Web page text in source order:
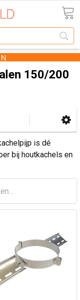
150/200
is dé
bij houtkachels en